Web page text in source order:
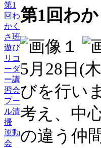
第1
回わ
かく
さ班
遊び
リコ
ーダ
ー講
習会
プー
ル清
掃
運動
会
第1回わ
5月28日(
びを行い
考え、中
の違う仲